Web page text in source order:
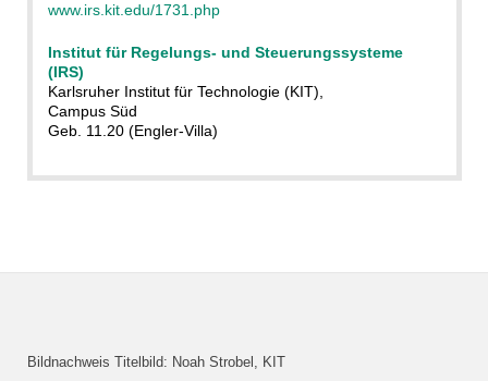
www.irs.kit.edu/1731.php
Institut für Regelungs- und Steuerungssysteme
(IRS)
Karlsruher Institut für Technologie (KIT),
Campus Süd
Geb. 11.20 (Engler-Villa)
Bildnachweis Titelbild: Noah Strobel, KIT